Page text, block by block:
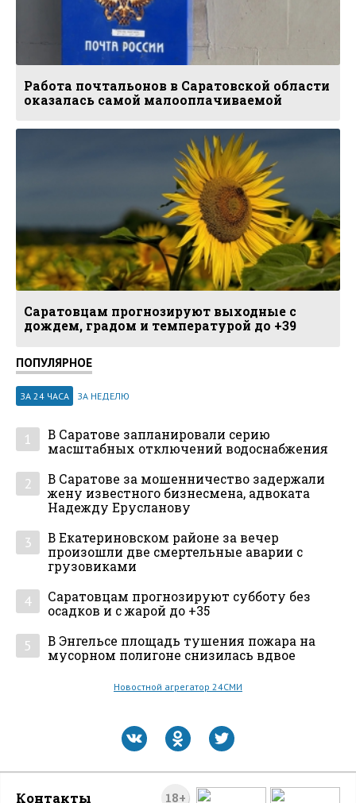
Работа почтальонов в Саратовской области
оказалась самой малооплачиваемой
Саратовцам прогнозируют выходные с
дождем, градом и температурой до +39
ПОПУЛЯРНОЕ
ЗА 24 ЧАСА ЗА НЕДЕЛЮ
1
В Саратове запланировали серию
масштабных отключений водоснабжения
2
В Саратове за мошенничество задержали
жену известного бизнесмена, адвоката
Надежду Ерусланову
3
В Екатериновском районе за вечер
произошли две смертельные аварии с
грузовиками
4
Саратовцам прогнозируют субботу без
осадков и с жарой до +35
5
В Энгельсе площадь тушения пожара на
мусорном полигоне снизилась вдвое
Новостной агрегатор 24СМИ
18+
Контакты